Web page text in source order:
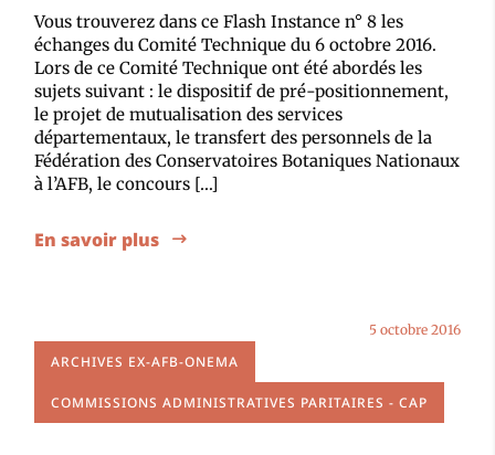
Vous trouverez dans ce Flash Instance n° 8 les
échanges du Comité Technique du 6 octobre 2016.
Lors de ce Comité Technique ont été abordés les
sujets suivant : le dispositif de pré-positionnement,
le projet de mutualisation des services
départementaux, le transfert des personnels de la
Fédération des Conservatoires Botaniques Nationaux
à l’AFB, le concours […]
En savoir plus
ARCHIVES EX-AFB-ONEMA
COMMISSIONS ADMINISTRATIVES PARITAIRES - CAP
5 octobre 2016